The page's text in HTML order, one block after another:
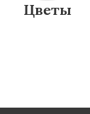
Цветы